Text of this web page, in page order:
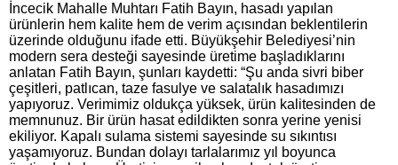
İncecik Mahalle Muhtarı Fatih Bayın, hasadı yapılan
ürünlerin hem kalite hem de verim açısından beklentilerin
üzerinde olduğunu ifade etti. Büyükşehir Belediyesi’nin
modern sera desteği sayesinde üretime başladıklarını
anlatan Fatih Bayın, şunları kaydetti: “Şu anda sivri biber
çeşitleri, patlıcan, taze fasulye ve salatalık hasadımızı
yapıyoruz. Verimimiz oldukça yüksek, ürün kalitesinden de
memnunuz. Bir ürün hasat edildikten sonra yerine yenisi
ekiliyor. Kapalı sulama sistemi sayesinde su sıkıntısı
yaşamıyoruz. Bundan dolayı tarlalarımız yıl boyunca